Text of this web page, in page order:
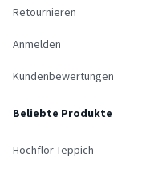
Retournieren
Anmelden
Kundenbewertungen
Beliebte Produkte
Hochflor Teppich